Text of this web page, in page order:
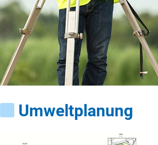
Umweltplanung